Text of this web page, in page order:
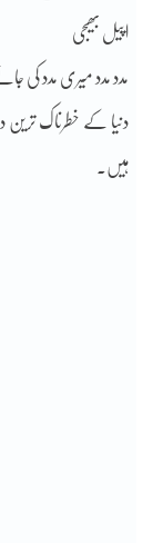
اپیل بھیجی
مدد مدد میری مدد کی
دنیا کے خطرناک ترین
ہیں۔